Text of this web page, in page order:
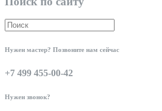
Нужен мастер? Позвоните нам сейчас
+7 499 455-00-42
Нужен звонок?